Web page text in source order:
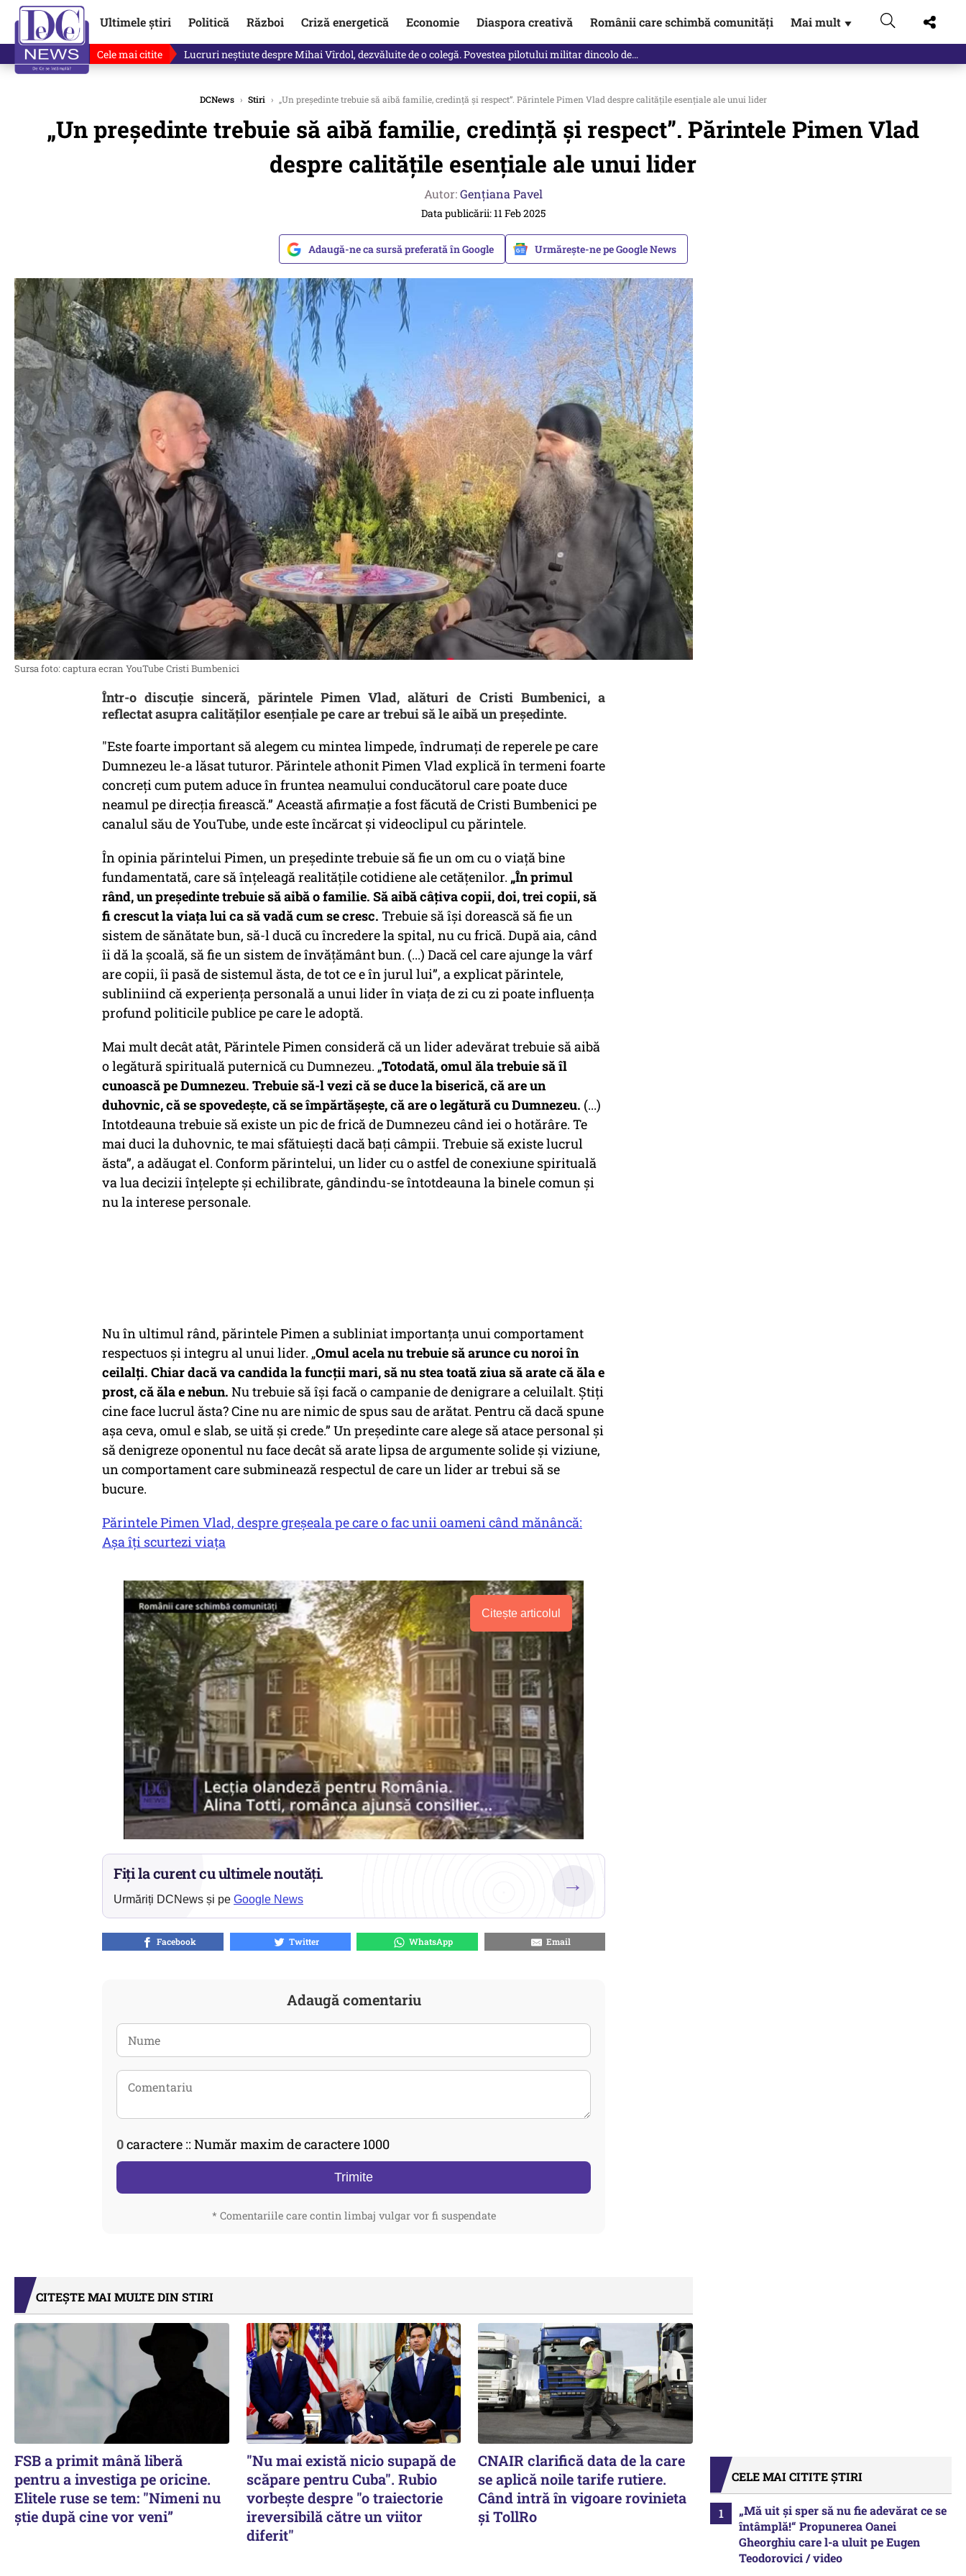
Ultimele știri Politică Război Criză energetică Economie Diaspora creativă Românii care schimbă comunități Mai mult ▼
Cele mai citite „Mă uit și sper să nu fie adevărat ce se întâmplă!“ Propunerea Oanei Gheorghiu care l-a uluit pe Eugen…
DCNews › Stiri › „Un președinte trebuie să aibă familie, credință și respect”. Părintele Pimen Vlad despre calitățile esențiale ale unui lider
„Un președinte trebuie să aibă familie, credință și respect”. Părintele Pimen Vlad
despre calitățile esențiale ale unui lider
Autor:Gențiana Pavel
Data publicării: 11 Feb 2025
Adaugă-ne ca sursă preferată în Google Urmărește-ne pe Google News
Sursa foto: captura ecran YouTube Cristi Bumbenici
Într-o discuție sinceră, părintele Pimen Vlad, alături de Cristi Bumbenici, a
reflectat asupra calităților esențiale pe care ar trebui să le aibă un președinte.
"Este foarte important să alegem cu mintea limpede, îndrumați de reperele pe care
Dumnezeu le-a lăsat tuturor. Părintele athonit Pimen Vlad explică în termeni foarte
concreți cum putem aduce în fruntea neamului conducătorul care poate duce
neamul pe direcția firească.” Această afirmație a fost făcută de Cristi Bumbenici pe
canalul său de YouTube, unde este încărcat și videoclipul cu părintele.
În opinia părintelui Pimen, un președinte trebuie să fie un om cu o viață bine
fundamentată, care să înțeleagă realitățile cotidiene ale cetățenilor. „În primul
rând, un președinte trebuie să aibă o familie. Să aibă câțiva copii, doi, trei copii, să
fi crescut la viața lui ca să vadă cum se cresc. Trebuie să își dorească să fie un
sistem de sănătate bun, să-l ducă cu încredere la spital, nu cu frică. După aia, când
îi dă la școală, să fie un sistem de învățământ bun. (...) Dacă cel care ajunge la vârf
are copii, îi pasă de sistemul ăsta, de tot ce e în jurul lui”, a explicat părintele,
subliniind că experiența personală a unui lider în viața de zi cu zi poate influența
profund politicile publice pe care le adoptă.
Mai mult decât atât, Părintele Pimen consideră că un lider adevărat trebuie să aibă
o legătură spirituală puternică cu Dumnezeu. „Totodată, omul ăla trebuie să îl
cunoască pe Dumnezeu. Trebuie să-l vezi că se duce la biserică, că are un
duhovnic, că se spovedește, că se împărtășește, că are o legătură cu Dumnezeu. (...)
Intotdeauna trebuie să existe un pic de frică de Dumnezeu când iei o hotărâre. Te
mai duci la duhovnic, te mai sfătuiești dacă bați câmpii. Trebuie să existe lucrul
ăsta”, a adăugat el. Conform părintelui, un lider cu o astfel de conexiune spirituală
va lua decizii înțelepte și echilibrate, gândindu-se întotdeauna la binele comun și
nu la interese personale.
Nu în ultimul rând, părintele Pimen a subliniat importanța unui comportament
respectuos și integru al unui lider. „Omul acela nu trebuie să arunce cu noroi în
ceilalți. Chiar dacă va candida la funcții mari, să nu stea toată ziua să arate că ăla e
prost, că ăla e nebun. Nu trebuie să își facă o campanie de denigrare a celuilalt. Știți
cine face lucrul ăsta? Cine nu are nimic de spus sau de arătat. Pentru că dacă spune
așa ceva, omul e slab, se uită și crede.” Un președinte care alege să atace personal și
să denigreze oponentul nu face decât să arate lipsa de argumente solide și viziune,
un comportament care subminează respectul de care un lider ar trebui să se
bucure.
Părintele Pimen Vlad, despre greșeala pe care o fac unii oameni când mănâncă:
Așa îți scurtezi viața
Citește articolul
Fiți la curent cu ultimele noutăți.
Urmăriți DCNews și pe Google News
→
Facebook Twitter WhatsApp Email
Adaugă comentariu
0caractere :: Număr maxim de caractere 1000
Trimite
* Comentariile care contin limbaj vulgar vor fi suspendate
CITEȘTE MAI MULTE DIN STIRI
FSB a primit mână liberă
pentru a investiga pe oricine.
Elitele ruse se tem: "Nimeni nu
știe după cine vor veni”
"Nu mai există nicio supapă de
scăpare pentru Cuba". Rubio
vorbește despre "o traiectorie
ireversibilă către un viitor
diferit"
CNAIR clarifică data de la care
se aplică noile tarife rutiere.
Când intră în vigoare rovinieta
și TollRo
CELE MAI CITITE ȘTIRI
„Mă uit și sper să nu fie adevărat ce se
întâmplă!“ Propunerea Oanei
Gheorghiu care l-a uluit pe Eugen
Teodorovici / video